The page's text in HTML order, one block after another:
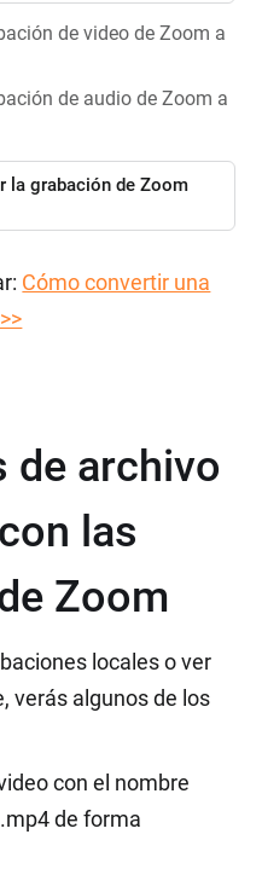
de video de Zoom a
de audio de Zoom a
la grabación de Zoom
Cómo convertir una
de archivo
las
Zoom
locales o ver
verás algunos de los
con el nombre
de forma